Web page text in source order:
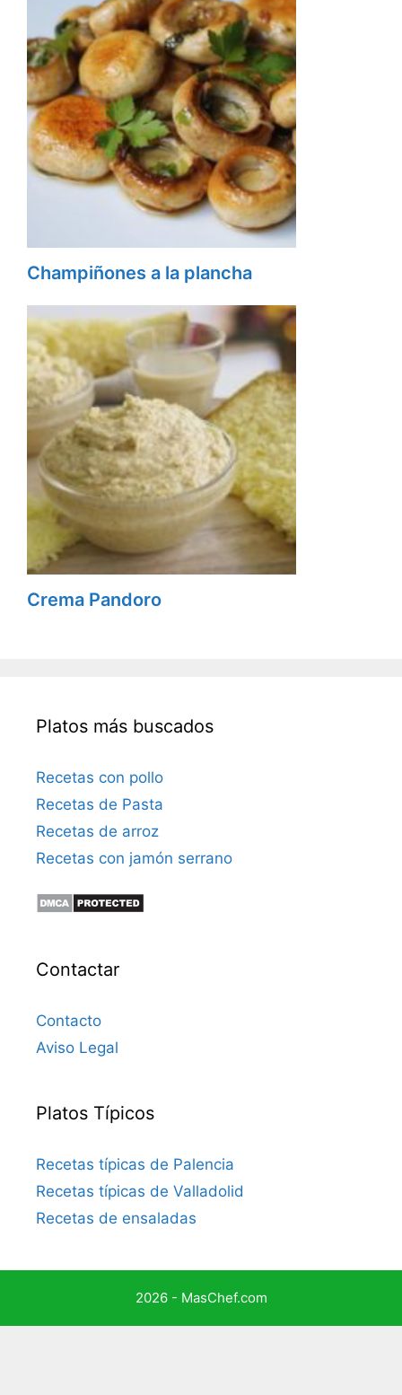
Champiñones a la plancha
Crema Pandoro
Platos más buscados
Recetas con pollo
Recetas de Pasta
Recetas de arroz
Recetas con jamón serrano
Contactar
Contacto
Aviso Legal
Platos Típicos
Recetas típicas de Palencia
Recetas típicas de Valladolid
Recetas de ensaladas
2026 - MasChef.com